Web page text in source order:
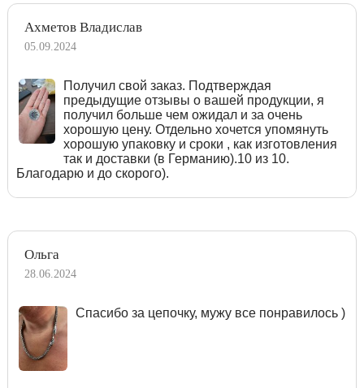
Ахметов Владислав
05.09.2024
Получил свой заказ. Подтверждая
предыдущие отзывы о вашей продукции, я
получил больше чем ожидал и за очень
хорошую цену. Отдельно хочется упомянуть
хорошую упаковку и сроки , как изготовления
так и доставки (в Германию).10 из 10.
Благодарю и до скорого).
Ольга
28.06.2024
Спасибо за цепочку, мужу все понравилось )